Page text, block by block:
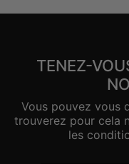
TENEZ-
Vous pouvez vous
trouverez pour cela
les